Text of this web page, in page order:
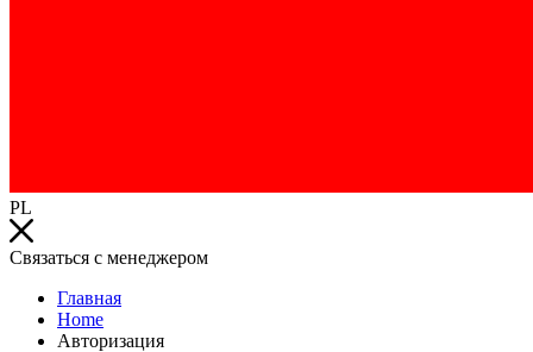
PL
Связаться с менеджером
Главная
Home
Авторизация